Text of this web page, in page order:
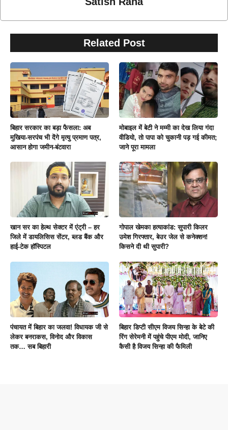
Related Post
बिहार सरकार का बड़ा फैसला: अब
मुखिया-सरपंच भी देंगे मृत्यु प्रमाण पत्र,
आसान होगा जमीन-बंटवारा
मोबाइल में बेटी ने मम्मी का देख लिया गंदा
वीडियो, तो पापा को चुकानी पड़ गई कीमत;
जाने पूरा मामला
खान सर का हेल्थ सेक्टर में एंट्री – हर
जिले में डायलिसिस सेंटर, ब्लड बैंक और
हाई-टेक हॉस्पिटल
गोपाल खेमका हत्याकांड: सुपारी किलर
उमेश गिरफ्तार, बेउर जेल से कनेक्शन!
किसने दी थी सुपारी?
पंचायत में बिहार का जलवा! विधायक जी से
लेकर बनराकस, विनोद और विकास
तक… सब बिहारी
बिहार डिप्टी सीएम विजय सिन्हा के बेटे की
रिंग सेरेमनी में पहुंचे पीएम मोदी, जानिए
कैसी है विजय सिन्हा की फैमिली